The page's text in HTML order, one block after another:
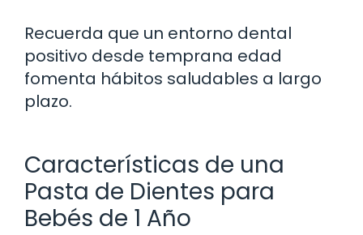
Recuerda que un entorno dental
positivo desde temprana edad
fomenta hábitos saludables a largo
plazo.
Características de una
Pasta de Dientes para
Bebés de 1 Año